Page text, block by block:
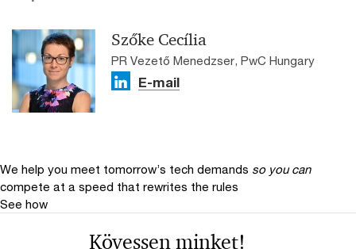
Szőke Cecília
PR Vezető Menedzser, PwC Hungary
E-mail
We help you meet tomorrow’s tech demands so you can
compete at a speed that rewrites the rules
See how
Kövessen minket!